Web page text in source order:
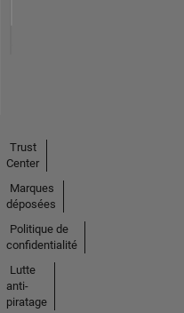
Trust
Center
Marques
déposées
Politique de
confidentialité
Lutte
anti-
piratage